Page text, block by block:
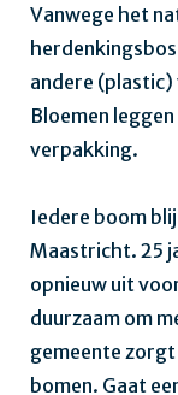
Vanwege het
andere
Bloemen
verpakking.
Iedere boom
Maastricht. 25
opnieuw uit
duurzaam om
gemeente
bomen. Gaat